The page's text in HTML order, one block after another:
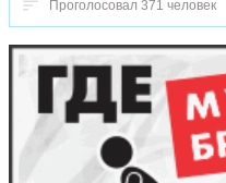
Проголосовал 371 человек